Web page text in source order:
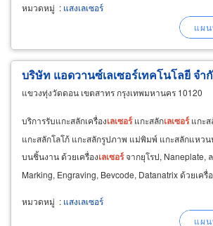
หมวดหมู่ : แสงเลเซอร์
บริษัท แอดวานซ์เลเซอร์เทคโนโลยี จำ
แขวงทุ่งวัดดอน เขตสาทร กรุงเทพมหานคร 10120
บริการรับแกะสลักเครื่องเลเซอร์แกะสลักเลเซอร์แกะส
แกะสลักโลโก้ แกะสลักรูปภาพ แม่พิมพ์ แกะสลักแหว
บนชิ้นงาน ด้วยเครื่องเลเซอร์จากยุโรป, Naneplate,
Marking, Engraving, Bevcode, Datanatrix ด้วยเครื่
หมวดหมู่ : แสงเลเซอร์